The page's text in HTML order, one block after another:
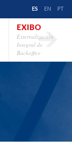
ES EN PT
EXIBO
Externalización
Integral de
Backoffice